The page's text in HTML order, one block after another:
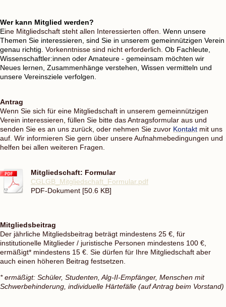
Wer kann Mitglied werden?
Eine Mitgliedschaft steht allen Interessierten offen . Wenn unsere
Themen Sie interessieren, sind Sie in unserem gemeinnützigen Verein
genau richtig. Vorkenntnisse sind nicht erforderlich. Ob Fachleute,
Wissenschaftler:innen oder Amateure - gemeinsam möchten wir
Neues lernen, Zusammenhänge verstehen, Wissen vermitteln und
unsere Vereinsziele verfolgen.
Antrag
Wenn Sie sich für eine Mitgliedschaft in unserem gemeinnützigen
Verein interessieren, füllen Sie bitte das Antragsformular aus und
senden Sie es an uns zurück, oder nehmen Sie zuvor Kontakt mit uns
auf. Wir informieren Sie gern über unsere Aufnahmebedingungen und
helfen bei allen weiteren Fragen.
Mitgliedschaft: Formular
CGLGB_Mitgliedschaft_Formular.pdf
PDF-Dokument [50.6 KB]
Mitgliedsbeitrag
Der jährliche Mitgliedsbeitrag beträgt mindestens 25 €, für
institutionelle Mitglieder / juristische Personen mindestens 100 €,
ermäßigt* mindestens 15 €. Sie dürfen für Ihre Mitgliedschaft aber
auch einen höheren Beitrag festsetzen.
* ermäßigt: Schüler, Studenten, Alg-II-Empfänger, Menschen mit
Schwerbehinderung, individuelle Härtefälle (auf Antrag beim Vorstand)